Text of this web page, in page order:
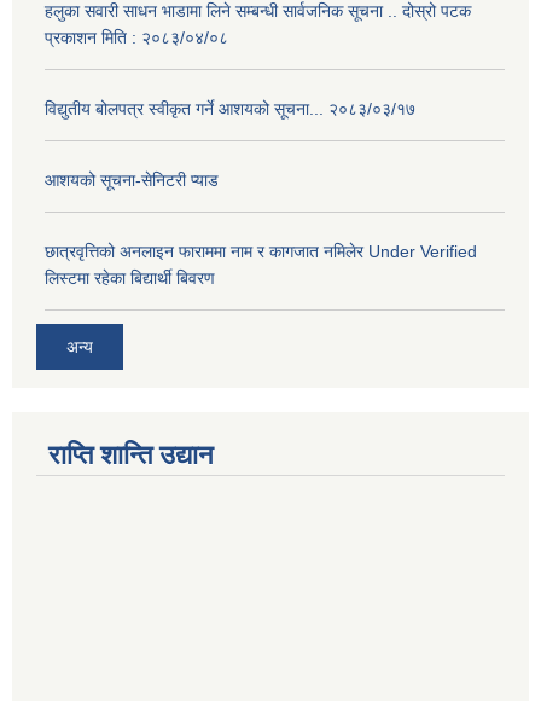
हलुका सवारी साधन भाडामा लिने सम्बन्धी सार्वजनिक सूचना .. दोस्रो पटक
प्रकाशन मिति : २०८३/०४/०८
विद्युतीय बोलपत्र स्वीकृत गर्ने आशयको सूचना... २०८३/०३/१७
आशयको सूचना-सेनिटरी प्याड
छात्रवृत्तिको अनलाइन फाराममा नाम र कागजात नमिलेर Under Verified
लिस्टमा रहेका बिद्यार्थी बिवरण
अन्य
राप्ति शान्ति उद्यान